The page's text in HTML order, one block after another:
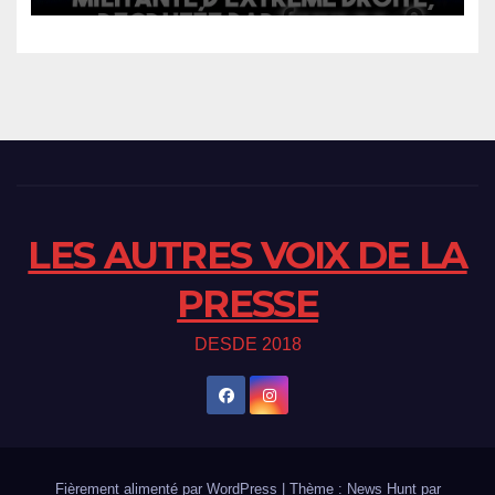
LES AUTRES VOIX DE LA
PRESSE
DESDE 2018
Fièrement alimenté par WordPress Thème : News Hunt par